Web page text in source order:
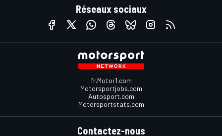
Réseaux sociaux
fr.Motor1.com
Motorsportjobs.com
Autosport.com
Motorsportstats.com
Contactez-nous